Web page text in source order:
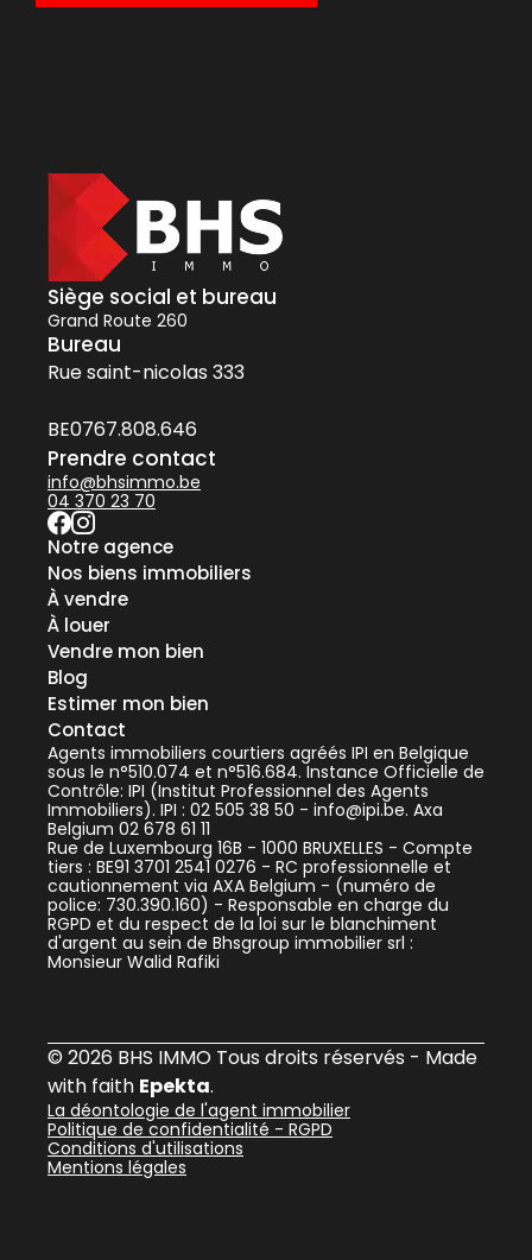
Siège social et bureau
Grand Route 260
Bureau
Rue saint-nicolas 333
BE0767.808.646
Prendre contact
info@bhsimmo.be
04 370 23 70
Notre agence
Nos biens immobiliers
À vendre
À louer
Vendre mon bien
Blog
Estimer mon bien
Contact
Agents immobiliers courtiers agréés IPI en Belgique
sous le n°510.074 et n°516.684. Instance Officielle de
Contrôle: IPI (Institut Professionnel des Agents
Immobiliers). IPI : 02 505 38 50 - info@ipi.be. Axa
Belgium 02 678 61 11
Rue de Luxembourg 16B - 1000 BRUXELLES - Compte
tiers : BE91 3701 2541 0276 - RC professionnelle et
cautionnement via AXA Belgium - (numéro de
police: 730.390.160) - Responsable en charge du
RGPD et du respect de la loi sur le blanchiment
d'argent au sein de Bhsgroup immobilier srl :
Monsieur Walid Rafiki
© 2026 BHS IMMO Tous droits réservés - Made
with faith Epekta.
La déontologie de l'agent immobilier
Politique de confidentialité - RGPD
Conditions d'utilisations
Mentions légales